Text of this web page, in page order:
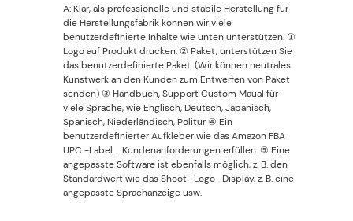
A: Klar, als professionelle und stabile Herstellung für
die Herstellungsfabrik können wir viele
benutzerdefinierte Inhalte wie unten unterstützen. ①
Logo auf Produkt drucken. ② Paket, unterstützen Sie
das benutzerdefinierte Paket. (Wir können neutrales
Kunstwerk an den Kunden zum Entwerfen von Paket
senden) ③ Handbuch, Support Custom Maual für
viele Sprache, wie Englisch, Deutsch, Japanisch,
Spanisch, Niederländisch, Politur ④ Ein
benutzerdefinierter Aufkleber wie das Amazon FBA
UPC -Label ... Kundenanforderungen erfüllen. ⑤ Eine
angepasste Software ist ebenfalls möglich, z. B. den
Standardwert wie das Shoot -Logo -Display, z. B. eine
angepasste Sprachanzeige usw.